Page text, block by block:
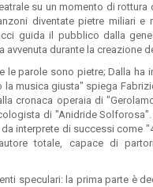
su un momento di
diventate pietre miliari
guida il pubblico dalla
avvenuta durante la creazione
le parole sono pietre; Dalla ha
musica giusta" spiega
cronaca operaia di
di "Anidride
interprete di successi come
totale, capace di
speculari: la prima parte è